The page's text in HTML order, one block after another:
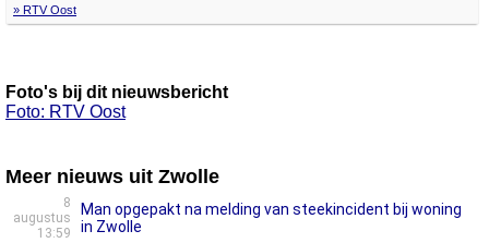
» RTV Oost
Foto's bij dit nieuwsbericht
Foto: RTV Oost
Meer nieuws uit Zwolle
8
augustus
13:59
Man opgepakt na melding van steekincident bij woning
in Zwolle